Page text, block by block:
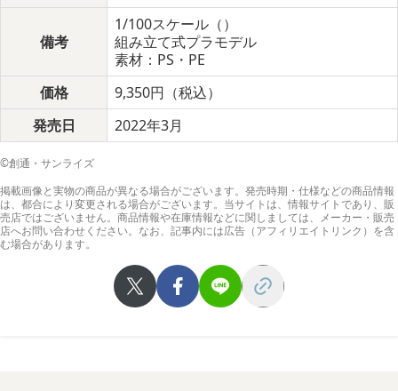
備考
1/100スケール（）
組み立て式プラモデル
素材：PS・PE
価格
9,350円（税込）
発売日
2022年3月
©創通・サンライズ
掲載画像と実物の商品が異なる場合がございます。発売時期・仕様などの商品情報
は、都合により変更される場合がございます。当サイトは、情報サイトであり、販
売店ではございません。商品情報や在庫情報などに関しましては、メーカー・販売
店へお問い合わせください。なお、記事内には広告（アフィリエイトリンク）を含
む場合があります。